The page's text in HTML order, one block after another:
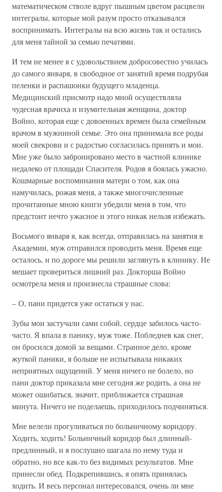
математическом стволе вдруг пышным цветом расцвели
интегралы, которые мой разум просто отказывался
воспринимать. Интегралы на всю жизнь так и остались
для меня тайной за семью печатями.
И тем не менее я с удовольствием добросовестно училась
до самого января, в свободное от занятий время подрубая
пеленки и распашонки будущего младенца.
Медицинский присмотр надо мной осуществляла
чудесная врачиха и изумительная женщина, доктор
Войно, которая еще с довоенных времен была семейным
врачом в мужниной семье. Это она принимала все роды
моей свекрови и с радостью согласилась принять и мои.
Мне уже было забронировано место в частной клинике
недалеко от площади Спасителя. Родов я боялась ужасно.
Кошмарные воспоминания матери о том, как она
намучилась, рожая меня, а также многочисленные
прочитанные мною книги убедили меня в том, что
предстоит нечто ужасное и этого никак нельзя избежать.
Восьмого января я, как всегда, отправилась на занятия в
Академии, муж отправился проводить меня. Время еще
осталось, и по дороге мы решили заглянуть в клинику. Не
мешает провериться лишний раз. Докторша Войно
осмотрела меня и произнесла страшные слова:
– О, пани придется уже остаться у нас.
Зубы мои застучали сами собой, сердце забилось часто-
часто. Я впала в панику, муж тоже. Побледнев как снег,
он бросился домой за вещами. Странное дело, кроме
жуткой паники, я больше не испытывала никаких
неприятных ощущений. У меня ничего не болело, но
пани доктор приказала мне сегодня же родить, а она не
может ошибаться, значит, приближается страшная
минута. Ничего не поделаешь, приходилось подчиняться.
Мне велели прогуливаться по больничному коридору.
Ходить, ходить! Больничный коридор был длинный-
предлинный, и я послушно шагала по нему туда и
обратно, но все как-то без видимых результатов. Мне
принесли обед. Подкрепившись, я опять принялась
ходить. И весь персонал интересовался, очень ли мне